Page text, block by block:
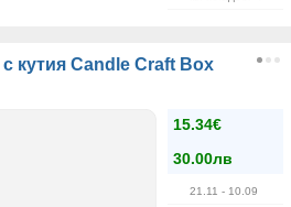
кутия Candle Craft Box
15.34€
30.00лв
21.11 - 10.09